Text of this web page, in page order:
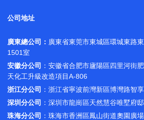
公司地址
廣東總公司： 廣東省東莞市東城區環城東路
1501室
安徽分公司 ：安徽省合肥市廬陽區四里河街
天化工升級改造項目A-806
浙江分公司 ：浙江省寧波前灣新區博灣路智
深圳分公司 ：深圳市龍崗區天然慧谷唯墅府
珠海分公司 ：珠海市香洲區鳳山街道奧園廣